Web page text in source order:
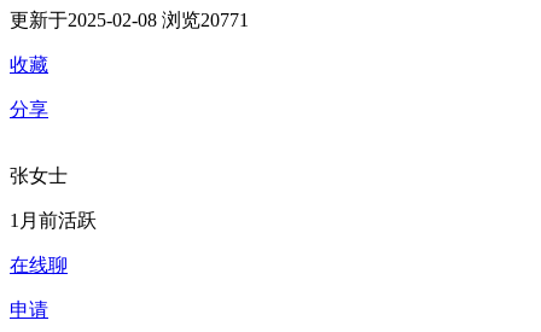
更新于2025-02-08 浏览20771
收藏
分享
张女士
1月前活跃
在线聊
申请